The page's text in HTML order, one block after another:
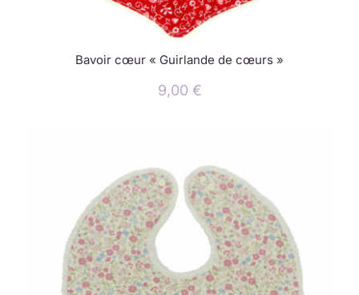
Bavoir cœur « Guirlande de cœurs »
9,00 €